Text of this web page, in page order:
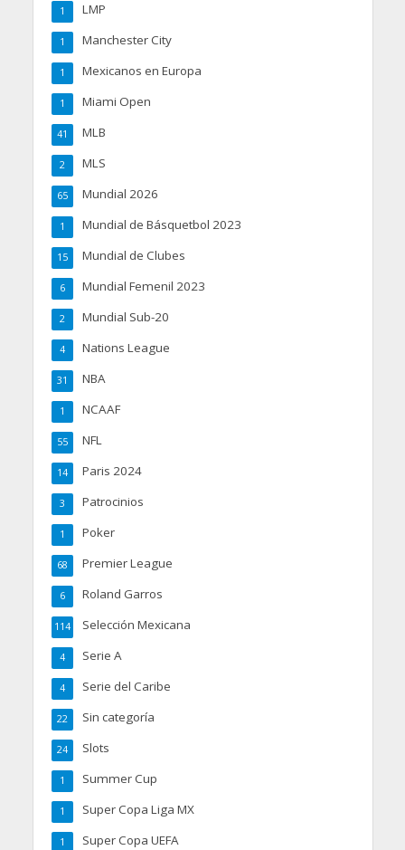
LMP
1
Manchester City
1
Mexicanos en Europa
1
Miami Open
1
MLB
41
MLS
2
Mundial 2026
65
Mundial de Básquetbol 2023
1
Mundial de Clubes
15
Mundial Femenil 2023
6
Mundial Sub-20
2
Nations League
4
NBA
31
NCAAF
1
NFL
55
Paris 2024
14
Patrocinios
3
Poker
1
Premier League
68
Roland Garros
6
Selección Mexicana
114
Serie A
4
Serie del Caribe
4
Sin categoría
22
Slots
24
Summer Cup
1
Super Copa Liga MX
1
Super Copa UEFA
1